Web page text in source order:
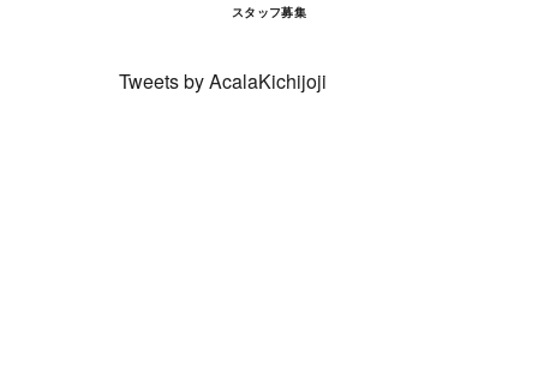
Tweets by AcalaKichijoji
スタッフ募集